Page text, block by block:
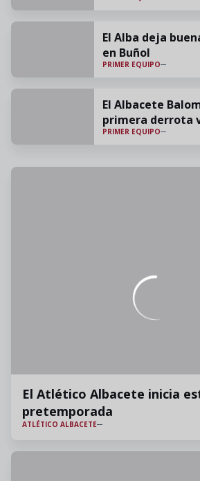
El Alba deja
en Buñol
PRIMER EQUIPO
El Albacete
primera derrota
PRIMER EQUIPO
El Atlético Albacete inicia
pretemporada
ATLÉTICO ALBACETE